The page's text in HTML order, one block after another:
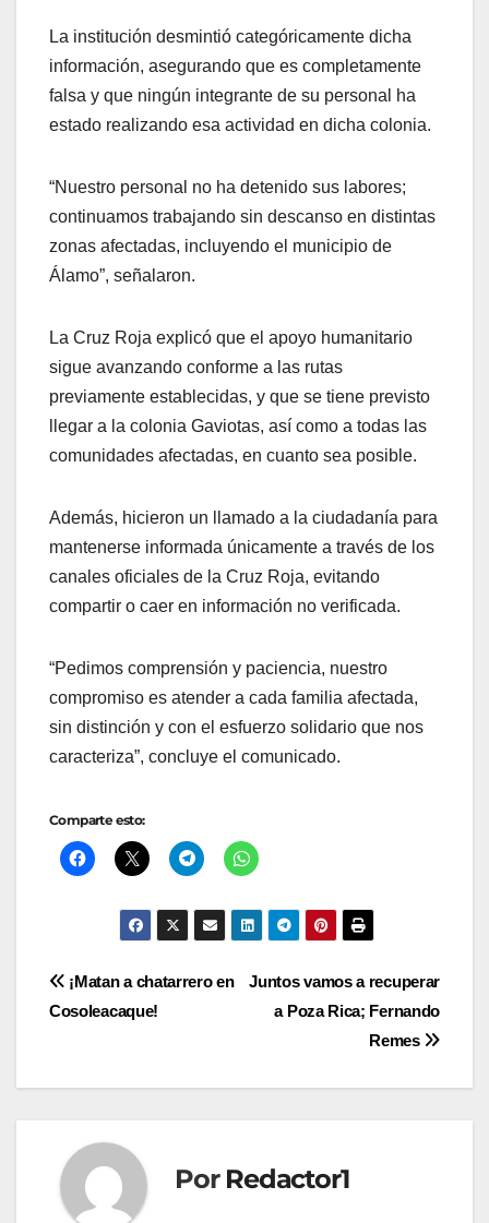
La institución desmintió categóricamente dicha
información, asegurando que es completamente
falsa y que ningún integrante de su personal ha
estado realizando esa actividad en dicha colonia.
“Nuestro personal no ha detenido sus labores;
continuamos trabajando sin descanso en distintas
zonas afectadas, incluyendo el municipio de
Álamo”, señalaron.
La Cruz Roja explicó que el apoyo humanitario
sigue avanzando conforme a las rutas
previamente establecidas, y que se tiene previsto
llegar a la colonia Gaviotas, así como a todas las
comunidades afectadas, en cuanto sea posible.
Además, hicieron un llamado a la ciudadanía para
mantenerse informada únicamente a través de los
canales oficiales de la Cruz Roja, evitando
compartir o caer en información no verificada.
“Pedimos comprensión y paciencia, nuestro
compromiso es atender a cada familia afectada,
sin distinción y con el esfuerzo solidario que nos
caracteriza”, concluye el comunicado.
Comparte esto:
Navegación
entradas
Juntos vamos a recuperar
a Poza Rica; Fernando
Remes
¡Matan a chatarrero en
Cosoleacaque!
Por Redactor1